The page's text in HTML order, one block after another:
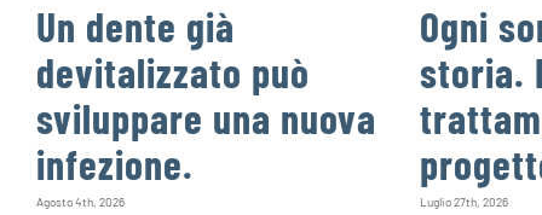
Un dente già
devitalizzato può
sviluppare una nuova
infezione.
Agosto 4th, 2026
Ogni
storia.
Luglio 27th, 2026